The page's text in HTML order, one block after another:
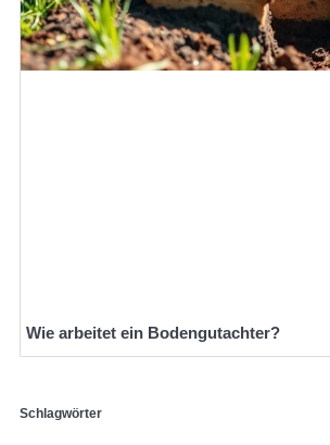
Wie arbeitet ein Bodengutachter?
Schlagwörter